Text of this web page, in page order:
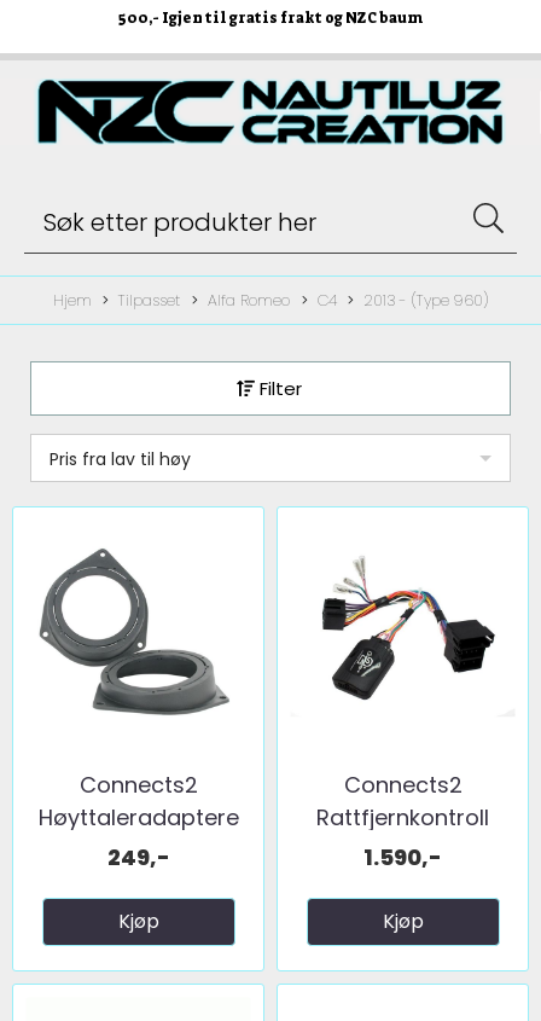
500,- Igjen til gratis frakt og NZC baum
Hjem Tilpasset Alfa Romeo C4 2013 - (Type 960)
Filter
Pris fra lav til høy
Connects2
Høyttaleradaptere
(100-120mm) ...
249,-
Kjøp
Connects2
Rattfjernkontroll
interface ...
1.590,-
Kjøp